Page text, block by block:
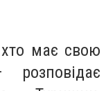
має свою